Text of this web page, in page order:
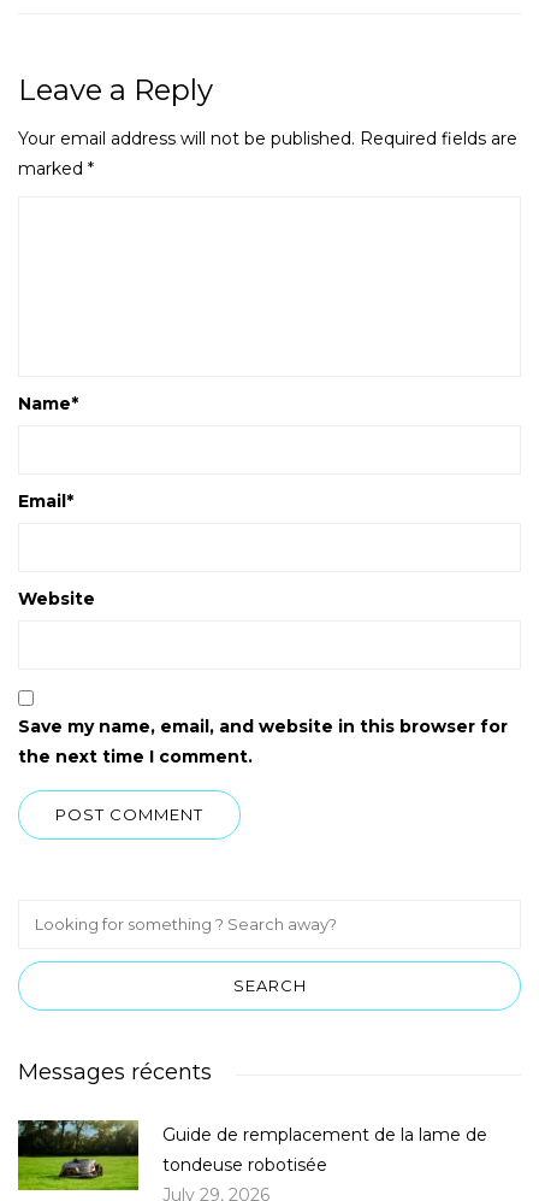
Leave a Reply
Your email address will not be published. Required fields are
marked *
Name*
Email*
Website
Save my name, email, and website in this browser for
the next time I comment.
Messages récents
Guide de remplacement de la lame de
tondeuse robotisée
July 29, 2026